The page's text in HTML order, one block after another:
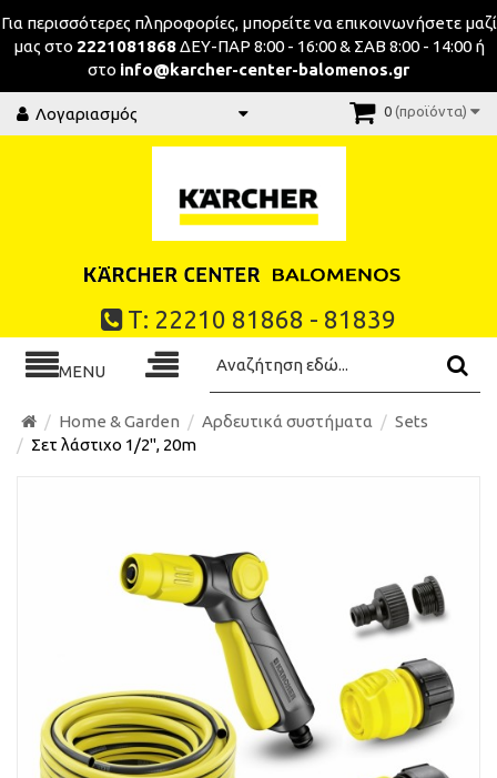
Για περισσότερες πληροφορίες, μπορείτε να επικοινωνήσeτε μαζί
μας στο 2221081868ΔΕΥ-ΠΑΡ 8:00 - 16:00 & ΣΑΒ 8:00 - 14:00 ή
στο info@karcher-center-balomenos.gr
Λογαριασμός 0 (προϊόντα)
Τ: 22210 81868 - 81839
MENU
Home & Garden Αρδευτικά συστήματα
Sets
Σετ λάστιχο 1/2'', 20m